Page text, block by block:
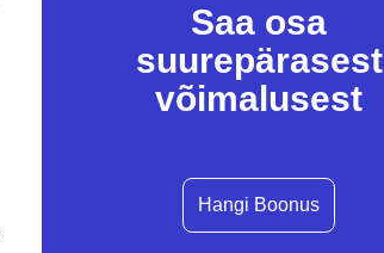
Saa osa
suurepärasest
võimalusest
Hangi Boonus